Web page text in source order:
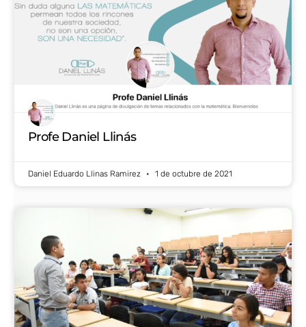
Profe Daniel Llinás
Daniel Eduardo Llinas Ramirez 1 de octubre de 2021